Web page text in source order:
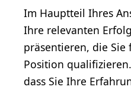
Im Hauptteil Ihres
Ihre relevanten
präsentieren, die
Position
dass Sie Ihre